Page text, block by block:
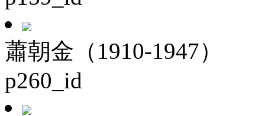
蕭朝金（1910-1947）
p260_id